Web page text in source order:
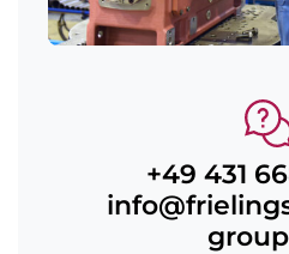
+49 431